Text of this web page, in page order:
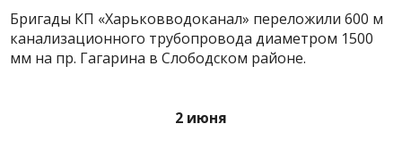
Бригады КП «Харьковводоканал» переложили 600 м
канализационного трубопровода диаметром 1500
мм на пр. Гагарина в Слободском районе.
2 июня